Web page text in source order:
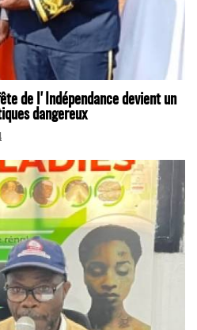
de l'Indépendance devient un
dangereux